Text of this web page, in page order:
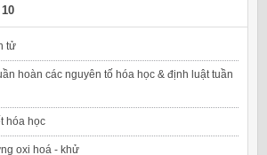
tử
hoàn các nguyên tố hóa học & định luật tuần
hóa học
oxi hoá - khử